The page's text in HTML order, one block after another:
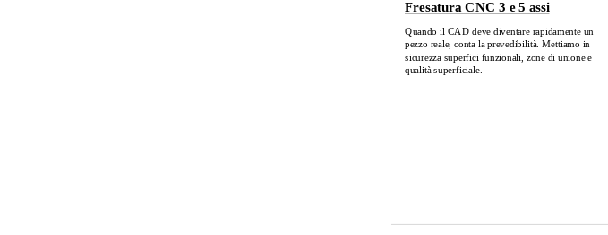
Fresatura CNC 3 e 5 assi
Quando il CAD deve diventare rapidamente un
pezzo reale, conta la prevedibilità. Mettiamo in
sicurezza superfici funzionali, zone di unione e
qualità superficiale.